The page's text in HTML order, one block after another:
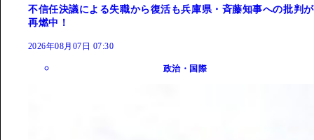
不信任決議による失職から復活も兵庫県・斉藤知事への批判が
再燃中！
2026年08月07日 07:30
政治・国際